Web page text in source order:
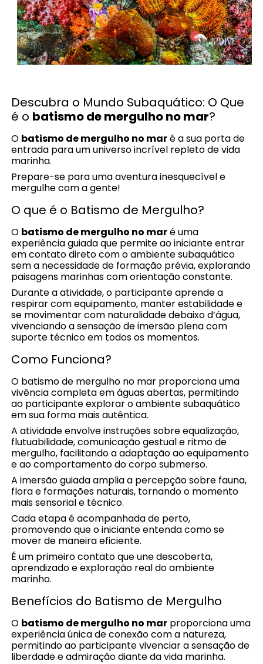
Descubra o Mundo Subaquático: O Que
é o batismo de mergulho no mar?
O batismo de mergulho no maré a sua porta de
entrada para um universo incrível repleto de vida
marinha.
Prepare-se para uma aventura inesquecível e
mergulhe com a gente!
O que é o Batismo de Mergulho?
O batismo de mergulho no maré uma
experiência guiada que permite ao iniciante entrar
em contato direto com o ambiente subaquático
sem a necessidade de formação prévia, explorando
paisagens marinhas com orientação constante.
Durante a atividade, o participante aprende a
respirar com equipamento, manter estabilidade e
se movimentar com naturalidade debaixo d’água,
vivenciando a sensação de imersão plena com
suporte técnico em todos os momentos.
Como Funciona?
O batismo de mergulho no mar proporciona uma
vivência completa em águas abertas, permitindo
ao participante explorar o ambiente subaquático
em sua forma mais autêntica.
A atividade envolve instruções sobre equalização,
flutuabilidade, comunicação gestual e ritmo de
mergulho, facilitando a adaptação ao equipamento
e ao comportamento do corpo submerso.
A imersão guiada amplia a percepção sobre fauna,
flora e formações naturais, tornando o momento
mais sensorial e técnico.
Cada etapa é acompanhada de perto,
promovendo que o iniciante entenda como se
mover de maneira eficiente.
É um primeiro contato que une descoberta,
aprendizado e exploração real do ambiente
marinho.
Benefícios do Batismo de Mergulho
O batismo de mergulho no mar proporciona uma
experiência única de conexão com a natureza,
permitindo ao participante vivenciar a sensação de
liberdade e admiração diante da vida marinha.